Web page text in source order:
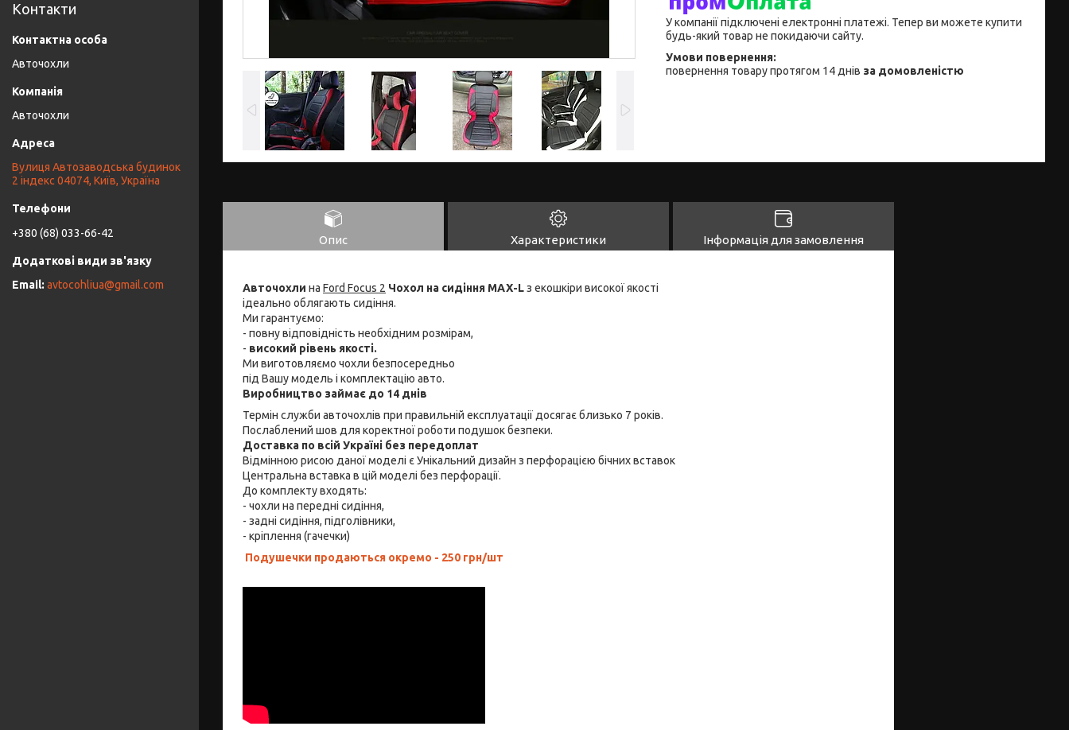
У компанії підключені електронні платежі. Тепер ви можете купити
будь-який товар не покидаючи сайту.
повернення товару протягом 14 днів за домовленістю
Опис Характеристики Інформація для замовлення
Авточохли на Ford Focus 2 Чохол на сидіння MAX-Lз екошкіри високої якості
ідеально облягають сидіння.
Ми гарантуємо:
- повну відповідність необхідним розмірам,
- високий рівень якості.
Ми виготовляємо чохли безпосередньо
під Вашу модель і комплектацію авто.
Виробництво займає до 14 днів
Термін служби авточохлів при правильній експлуатації досягає близько 7 років.
Послаблений шов для коректної роботи подушок безпеки.
Доставка по всій Україні без передоплат
Відмінною рисою даної моделі є Унікальний дизайн з перфорацією бічних вставок
Центральна вставка в цій моделі без перфорації.
До комплекту входять:
- чохли на передні сидіння,
- задні сидіння, підголівники,
- кріплення (гачечки)
Подушечки продаються окремо - 250 грн/шт
Контакти
Авточохли
Авточохли
Вулиця Автозаводська будинок
2 індекс 04074, Київ, Україна
+380 (68) 033-66-42
avtocohliua@gmail.com